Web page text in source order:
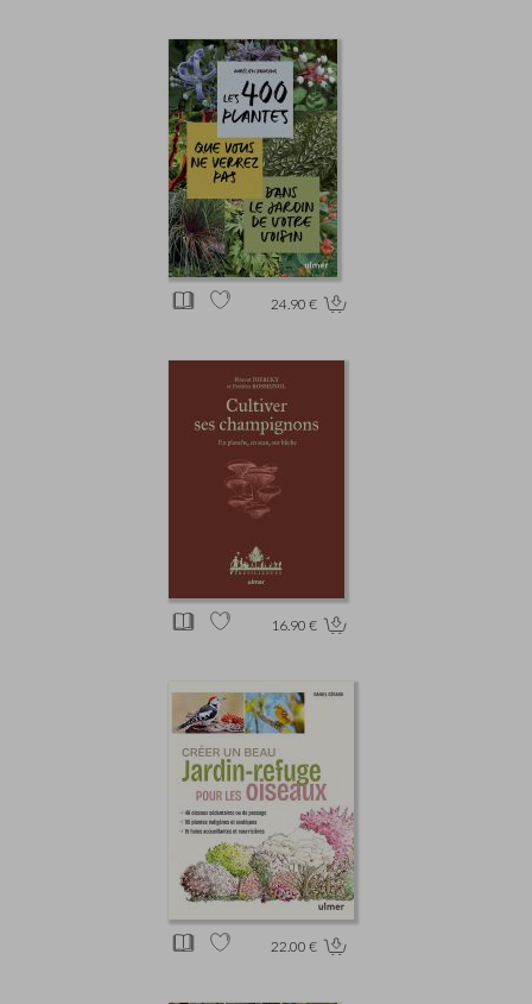
24.90 €
16.90 €
22.00 €